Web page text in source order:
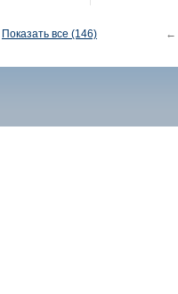
Показать все (146) ←